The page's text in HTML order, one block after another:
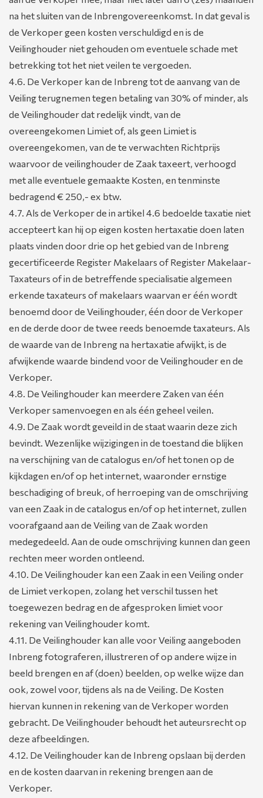
na het sluiten van de Inbrengovereenkomst. In dat geval is
de Verkoper geen kosten verschuldigd en is de
Veilinghouder niet gehouden om eventuele schade met
betrekking tot het niet veilen te vergoeden.
4.6. De Verkoper kan de Inbreng tot de aanvang van de
Veiling terugnemen tegen betaling van 30% of minder, als
de Veilinghouder dat redelijk vindt, van de
overeengekomen Limiet of, als geen Limiet is
overeengekomen, van de te verwachten Richtprijs
waarvoor de veilinghouder de Zaak taxeert, verhoogd
met alle eventuele gemaakte Kosten, en tenminste
bedragend € 250,- ex btw.
4.7. Als de Verkoper de in artikel 4.6 bedoelde taxatie niet
accepteert kan hij op eigen kosten hertaxatie doen laten
plaats vinden door drie op het gebied van de Inbreng
gecertificeerde Register Makelaars of Register Makelaar-
Taxateurs of in de betreffende specialisatie algemeen
erkende taxateurs of makelaars waarvan er één wordt
benoemd door de Veilinghouder, één door de Verkoper
en de derde door de twee reeds benoemde taxateurs. Als
de waarde van de Inbreng na hertaxatie afwijkt, is de
afwijkende waarde bindend voor de Veilinghouder en de
Verkoper.
4.8. De Veilinghouder kan meerdere Zaken van één
Verkoper samenvoegen en als één geheel veilen.
4.9. De Zaak wordt geveild in de staat waarin deze zich
bevindt. Wezenlijke wijzigingen in de toestand die blijken
na verschijning van de catalogus en/of het tonen op de
kijkdagen en/of op het internet, waaronder ernstige
beschadiging of breuk, of herroeping van de omschrijving
van een Zaak in de catalogus en/of op het internet, zullen
voorafgaand aan de Veiling van de Zaak worden
medegedeeld. Aan de oude omschrijving kunnen dan geen
rechten meer worden ontleend.
4.10. De Veilinghouder kan een Zaak in een Veiling onder
de Limiet verkopen, zolang het verschil tussen het
toegewezen bedrag en de afgesproken limiet voor
rekening van Veilinghouder komt.
4.11. De Veilinghouder kan alle voor Veiling aangeboden
Inbreng fotograferen, illustreren of op andere wijze in
beeld brengen en af (doen) beelden, op welke wijze dan
ook, zowel voor, tijdens als na de Veiling. De Kosten
hiervan kunnen in rekening van de Verkoper worden
gebracht. De Veilinghouder behoudt het auteursrecht op
deze afbeeldingen.
4.12. De Veilinghouder kan de Inbreng opslaan bij derden
en de kosten daarvan in rekening brengen aan de
Verkoper.